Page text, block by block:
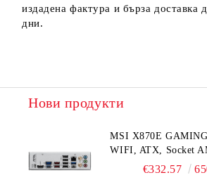
издадена фактура и бърза доставка
дни.
Нови продукти
MSI X870E
WIFI, ATX, Socket
Dual Channel DDR5
€332.57